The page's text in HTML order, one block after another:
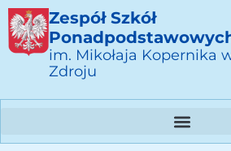
Zespół Szkół
im. Mikołaja Kopernika
Zdroju